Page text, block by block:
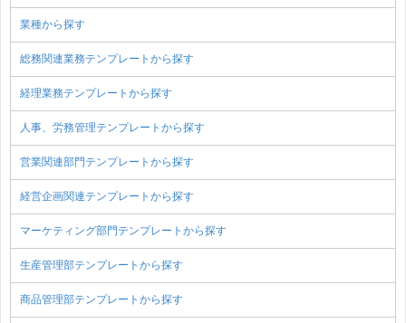
業種から探す
総務関連業務テンプレートから探す
経理業務テンプレートから探す
人事、労務管理テンプレートから探す
営業関連部門テンプレートから探す
経営企画関連テンプレートから探す
マーケティング部門テンプレートから探す
生産管理部テンプレートから探す
商品管理部テンプレートから探す